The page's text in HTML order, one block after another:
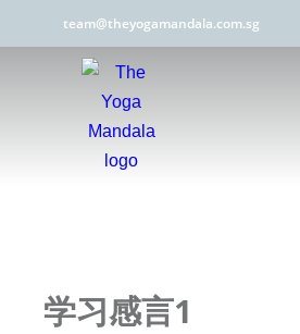
team@theyogamandala.com.sg
学习感言1